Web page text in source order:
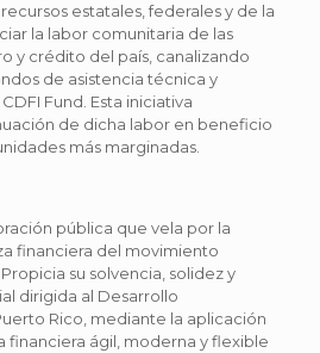
estatales, federales y de la
la labor comunitaria de las
y crédito del país, canalizando
de asistencia técnica y
Fund. Esta iniciativa
de dicha labor en beneficio
más marginadas.
pública que vela por la
financiera del movimiento
su solvencia, solidez y
dirigida al Desarrollo
Rico, mediante la aplicación
financiera ágil, moderna y flexible